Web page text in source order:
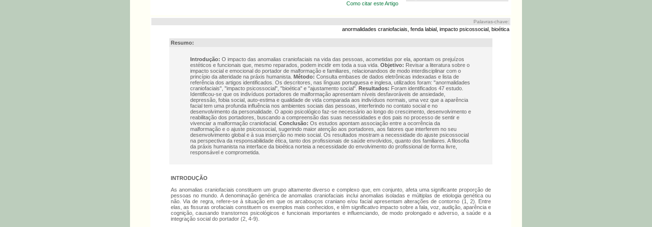
Como citar este Artigo
Palavras-chave:
anormalidades craniofaciais, fenda labial, impacto psicossocial, bioética
Resumo:
Introdução: O impacto das anomalias craniofaciais na vida das pessoas, acometidas por ela, apontam os prejuízos
estéticos e funcionais que, mesmo reparados, podem incidir em toda a sua vida. Objetivo: Revisar a literatura sobre o
impacto social e emocional do portador de malformação e familiares, relacionandoos de modo interdisciplinar com o
princípio da alteridade na práxis humanista. Método: Consulta embases de dados eletrônicas indexadas e lista de
referência dos artigos identificados. Os descritores, nas línguas portuguesa e inglesa, utilizados foram: "anormalidades
craniofaciais", "impacto psicossocial", "bioética" e "ajustamento social". Resultados: Foram identificados 47 estudo.
Identificou-se que os indivíduos portadores de malformação apresentam níveis desfavoráveis de ansiedade,
depressão, fobia social, auto-estima e qualidade de vida comparada aos indivíduos normais, uma vez que a aparência
facial tem uma profunda influência nos ambientes sociais das pessoas, interferindo no contato social e no
desenvolvimento da personalidade. O apoio psicológico faz-se necessário ao longo do crescimento, desenvolvimento e
reabilitação dos portadores, buscando a compreensão das suas necessidades e dos pais no processo de sentir e
vivenciar a malformação craniofacial. Conclusão: Os estudos apontam associação entre a ocorrência da
malformação e o ajuste psicossocial, sugerindo maior atenção aos portadores, aos fatores que interferem no seu
desenvolvimento global e à sua inserção no meio social. Os resultados mostram a necessidade do ajuste psicossocial
na perspectiva da responsabilidade ética, tanto dos profissionais de saúde envolvidos, quanto dos familiares. A filosofia
da práxis humanista na interface da bioética norteia a necessidade do envolvimento do profissional de forma livre,
responsável e comprometida.
INTRODUÇÃO
As anomalias craniofaciais constituem um grupo altamente diverso e complexo que, em conjunto, afeta uma significante proporção de
pessoas no mundo. A denominação genérica de anomalias craniofaciais inclui anomalias isoladas e múltiplas de etiologia genética ou
não. Via de regra, refere-se à situação em que os arcabouços craniano e/ou facial apresentam alterações de contorno (1, 2). Entre
elas, as fissuras orofaciais constituem os exemplos mais conhecidos, e têm significativo impacto sobre a fala, voz, audição, aparência e
cognição, causando transtornos psicológicos e funcionais importantes e influenciando, de modo prolongado e adverso, a saúde e a
integração social do portador (2, 4-9).